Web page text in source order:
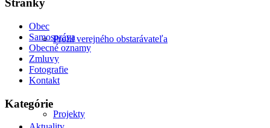
Profil verejného obstarávateľa
Projekty
Stránky
Obec
Samospráva
Obecné oznamy
Zmluvy
Fotografie
Kontakt
Kategórie